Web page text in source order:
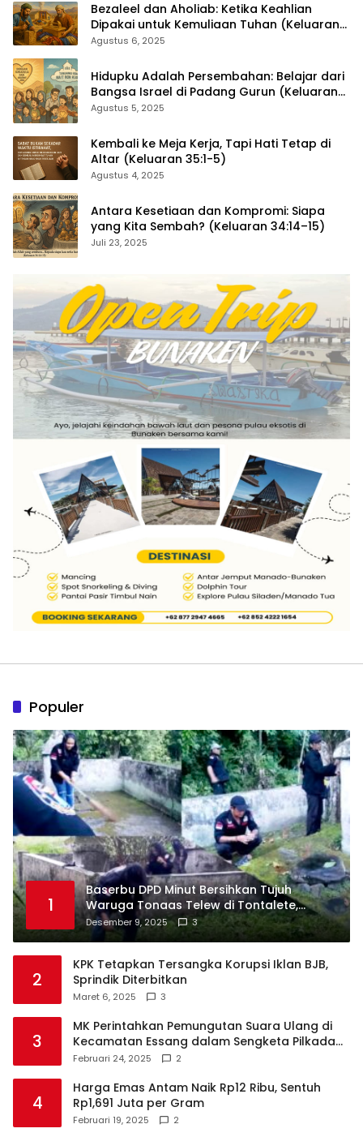
Bezaleel dan Aholiab: Ketika Keahlian
Dipakai untuk Kemuliaan Tuhan (Keluaran
36:1–7)
Agustus 6, 2025
Hidupku Adalah Persembahan: Belajar dari
Bangsa Israel di Padang Gurun (Keluaran
35:4–29)
Agustus 5, 2025
Kembali ke Meja Kerja, Tapi Hati Tetap di
Altar (Keluaran 35:1-5)
Agustus 4, 2025
Antara Kesetiaan dan Kompromi: Siapa
yang Kita Sembah? (Keluaran 34:14–15)
Juli 23, 2025
Populer
1
Baserbu DPD Minut Bersihkan Tujuh
Waruga Tonaas Telew di Tontalete,
Agenda Rutin Pelestarian Jejak Leluhur
Minahasa
Desember 9, 2025 3
2
KPK Tetapkan Tersangka Korupsi Iklan BJB,
Sprindik Diterbitkan
Maret 6, 2025 3
3
MK Perintahkan Pemungutan Suara Ulang di
Kecamatan Essang dalam Sengketa Pilkada
Talaud
Februari 24, 2025 2
4
Harga Emas Antam Naik Rp12 Ribu, Sentuh
Rp1,691 Juta per Gram
Februari 19, 2025 2